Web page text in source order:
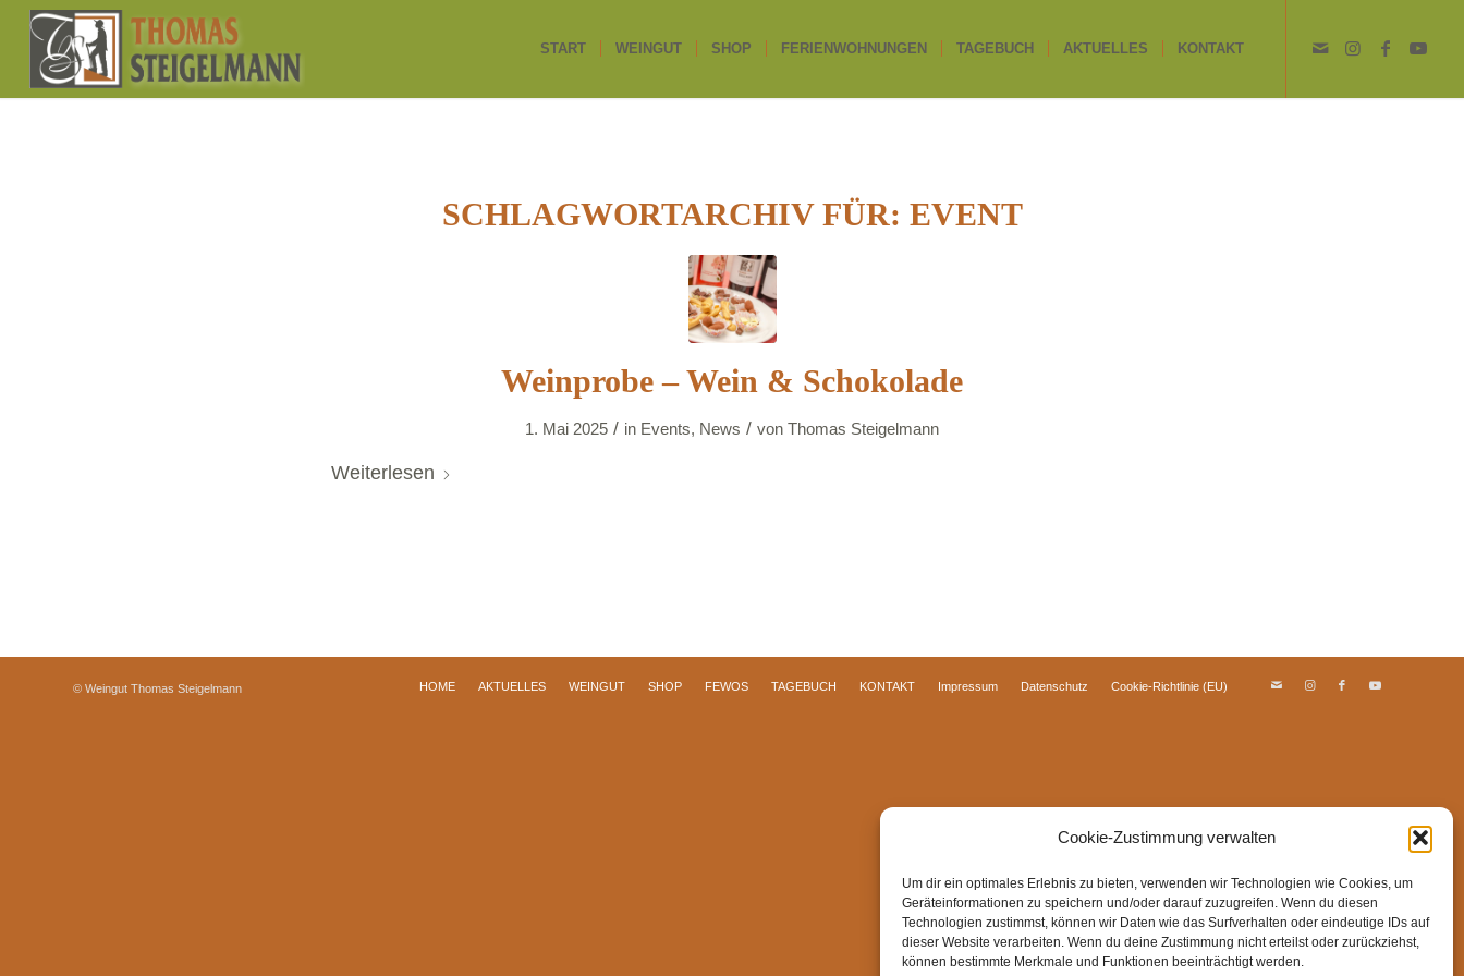
Cookie-Zustimmung verwalten
Um dir ein optimales Erlebnis zu bieten, verwenden wir Technologien wie Cookies, um
Geräteinformationen zu speichern und/oder darauf zuzugreifen. Wenn du diesen
Technologien zustimmst, können wir Daten wie das Surfverhalten oder eindeutige IDs auf
dieser Website verarbeiten. Wenn du deine Zustimmung nicht erteilst oder zurückziehst,
können bestimmte Merkmale und Funktionen beeinträchtigt werden.
START WEINGUT SHOP FERIENWOHNUNGEN TAGEBUCH AKTUELLES KONTAKT
SCHLAGWORTARCHIV FÜR: EVENT
Weinprobe – Wein & Schokolade
1. Mai 2025 / in Events, News / von Thomas Steigelmann
Weiterlesen
© Weingut Thomas Steigelmann HOME AKTUELLES WEINGUT SHOP FEWOS TAGEBUCH KONTAKT Impressum Datenschutz Cookie-Richtlinie (EU)